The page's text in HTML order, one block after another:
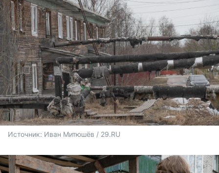
Источник: Иван Митюшёв / 29.RU